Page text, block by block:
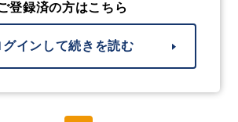
登録済の方はこちら
グインして続きを読む